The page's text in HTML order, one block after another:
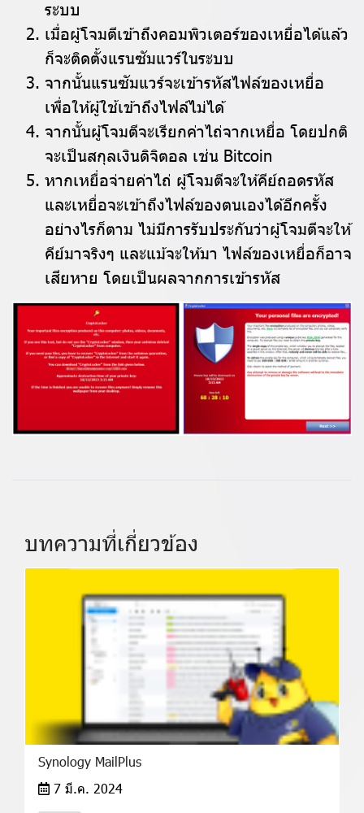
ระบบ
เมื่อผู้โจมตีเข้าถึงคอมพิวเตอร์ของเหยื่อได้แล้ว
ก็จะติดตั้งแรนซัมแวร์ในระบบ
จากนั้นแรนซัมแวร์จะเข้ารหัสไฟล์ของเหยื่อ
เพื่อให้ผู้ใช้เข้าถึงไฟล์ไม่ได้
จากนั้นผู้โจมตีจะเรียกค่าไถ่จากเหยื่อ โดยปกติ
จะเป็นสกุลเงินดิจิตอล เช่น Bitcoin
หากเหยื่อจ่ายค่าไถ่ ผู้โจมตีจะให้คีย์ถอดรหัส
และเหยื่อจะเข้าถึงไฟล์ของตนเองได้อีกครั้ง
อย่างไรก็ตาม ไม่มีการรับประกันว่าผู้โจมตีจะให้
คีย์มาจริงๆ และแม้จะให้มา ไฟล์ของเหยื่อก็อาจ
เสียหาย โดยเป็นผลจากการเข้ารหัส
บทความที่เกี่ยวข้อง
Synology MailPlus
7 มี.ค. 2024